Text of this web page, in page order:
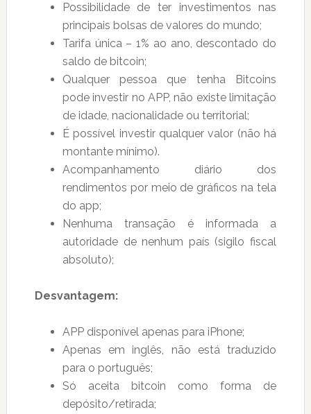
Possibilidade de ter investimentos nas
principais bolsas de valores do mundo;
Tarifa única – 1% ao ano, descontado do
saldo de bitcoin;
Qualquer pessoa que tenha Bitcoins
pode investir no APP, não existe limitação
de idade, nacionalidade ou territorial;
É possível investir qualquer valor (não há
montante mínimo).
Acompanhamento diário dos
rendimentos por meio de gráficos na tela
do app;
Nenhuma transação é informada a
autoridade de nenhum país (sigilo fiscal
absoluto);
Desvantagem:
APP disponível apenas para iPhone;
Apenas em inglês, não está traduzido
para o português;
Só aceita bitcoin como forma de
depósito/retirada;